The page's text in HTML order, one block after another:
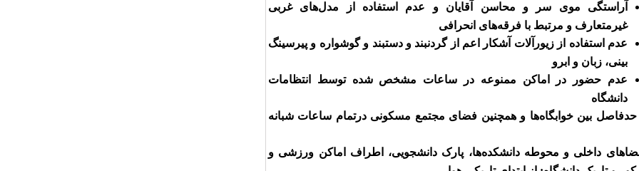
آراستگی موی سر و محاسن آقایان و عدم استفاده از مدل‌های غربی
غیرمتعارف و مرتبط با فرقه‌های انحرافی
عدم استفاده از زیورآلات آشکار اعم از گردنبند و دستبند و گوشواره و پیرسینگ
بینی، زبان و ابرو
عدم حضور در اماکن ممنوعه در ساعات مشخص شده توسط انتظامات
دانشگاه
حدفاصل بین خوابگاه‌ها و همچنین فضای مجتمع مسکونی درتمام ساعات شبانه
داخلی و محوطه دانشکده‌ها،‌ پارک دانشجویی، اطراف اماکن ورزشی و